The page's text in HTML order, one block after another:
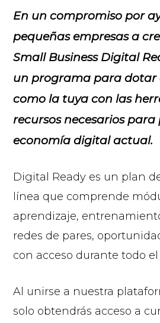
En un compromiso por
pequeñas empresas a
Small Business Digital
un programa para dotar
como la tuya con las
recursos necesarios
economía digital actual.
Digital Ready es un plan
línea que comprende
aprendizaje,
redes de pares,
con acceso durante todo
Al unirse a nuestra
solo obtendrás acceso a